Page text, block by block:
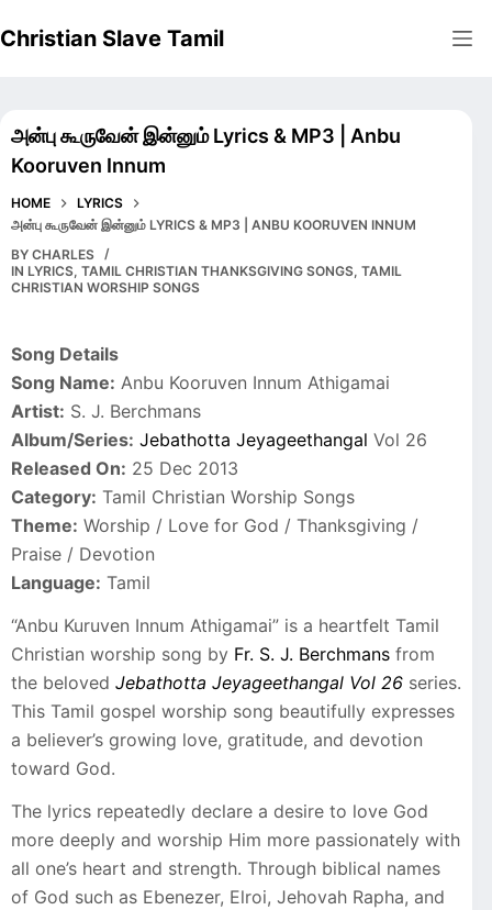
to
Christian Slave Tamil
அன்பு கூருவேன் இன்னும் Lyrics & MP3 | Anbu
Kooruven Innum
HOME
LYRICS
அன்பு கூருவேன் இன்னும் LYRICS & MP3 | ANBU KOORUVEN INNUM
BY CHARLES
IN LYRICS,TAMIL CHRISTIAN THANKSGIVING SONGS,TAMIL
CHRISTIAN WORSHIP SONGS
Song Details
Song Name: Anbu Kooruven Innum Athigamai
Artist: S. J. Berchmans
Album/Series: Jebathotta Jeyageethangal Vol 26
Released On: 25 Dec 2013
Category: Tamil Christian Worship Songs
Theme: Worship / Love for God / Thanksgiving /
Praise / Devotion
Language: Tamil
“Anbu Kuruven Innum Athigamai” is a heartfelt Tamil
Christian worship song by Fr. S. J. Berchmans from
the beloved Jebathotta Jeyageethangal Vol 26 series.
This Tamil gospel worship song beautifully expresses
a believer’s growing love, gratitude, and devotion
toward God.
The lyrics repeatedly declare a desire to love God
more deeply and worship Him more passionately with
all one’s heart and strength. Through biblical names
of God such as Ebenezer, Elroi, Jehovah Rapha, and